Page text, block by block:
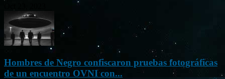
Hombres de Negro confiscaron pruebas fotográficas
de un encuentro OVNI con...